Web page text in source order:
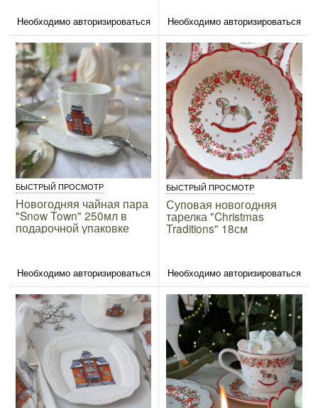
Необходимо авторизироваться Необходимо авторизироваться
БЫСТРЫЙ ПРОСМОТР
Новогодняя чайная пара
"Snow Town" 250мл в
подарочной упаковке
Необходимо авторизироваться
БЫСТРЫЙ ПРОСМОТР
Суповая новогодняя
тарелка "Christmas
Traditions" 18см
Необходимо авторизироваться